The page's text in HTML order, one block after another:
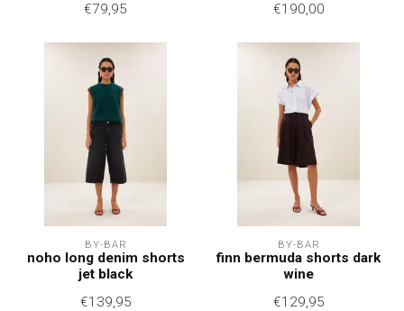
€79,95
€190,00
BY-BAR
noho long denim shorts
jet black
€139,95
BY-BAR
finn bermuda shorts dark
wine
€129,95